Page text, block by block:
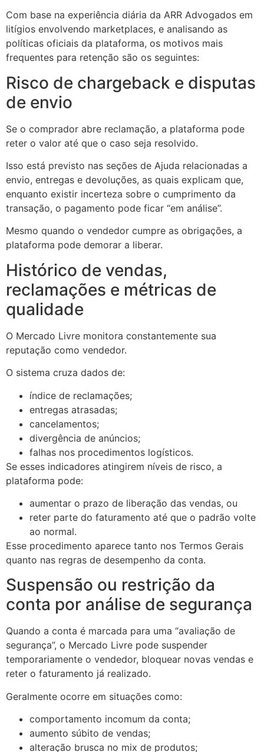
Com base na experiência diária da ARR Advogados em
litígios envolvendo marketplaces, e analisando as
políticas oficiais da plataforma, os motivos mais
frequentes para retenção são os seguintes:
Risco de chargeback e disputas
de envio
Se o comprador abre reclamação, a plataforma pode
reter o valor até que o caso seja resolvido.
Isso está previsto nas seções de Ajuda relacionadas a
envio, entregas e devoluções, as quais explicam que,
enquanto existir incerteza sobre o cumprimento da
transação, o pagamento pode ficar “em análise”.
Mesmo quando o vendedor cumpre as obrigações, a
plataforma pode demorar a liberar.
Histórico de vendas,
reclamações e métricas de
qualidade
O Mercado Livre monitora constantemente sua
reputação como vendedor.
O sistema cruza dados de:
índice de reclamações;
entregas atrasadas;
cancelamentos;
divergência de anúncios;
falhas nos procedimentos logísticos.
Se esses indicadores atingirem níveis de risco, a
plataforma pode:
aumentar o prazo de liberação das vendas, ou
reter parte do faturamento até que o padrão volte
ao normal.
Esse procedimento aparece tanto nos Termos Gerais
quanto nas regras de desempenho da conta.
Suspensão ou restrição da
conta por análise de segurança
Quando a conta é marcada para uma “avaliação de
segurança”, o Mercado Livre pode suspender
temporariamente o vendedor, bloquear novas vendas e
reter o faturamento já realizado.
Geralmente ocorre em situações como:
comportamento incomum da conta;
aumento súbito de vendas;
alteração brusca no mix de produtos;